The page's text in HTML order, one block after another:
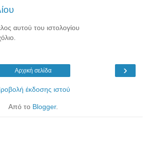
αυτού του ιστολογίου
›
Αρχική σελίδα
έκδοσης ιστού
Από το Blogger.